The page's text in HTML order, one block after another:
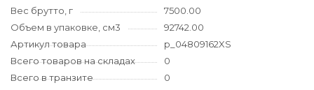
Вес брутто, г
7500.00
Объем в упаковке, см3
92742.00
Артикул товара
p_04809162XS
Всего товаров на складах
0
Всего в транзите
0